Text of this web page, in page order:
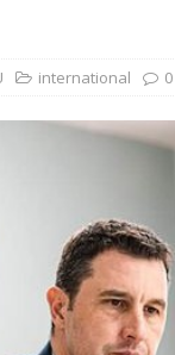
international 0